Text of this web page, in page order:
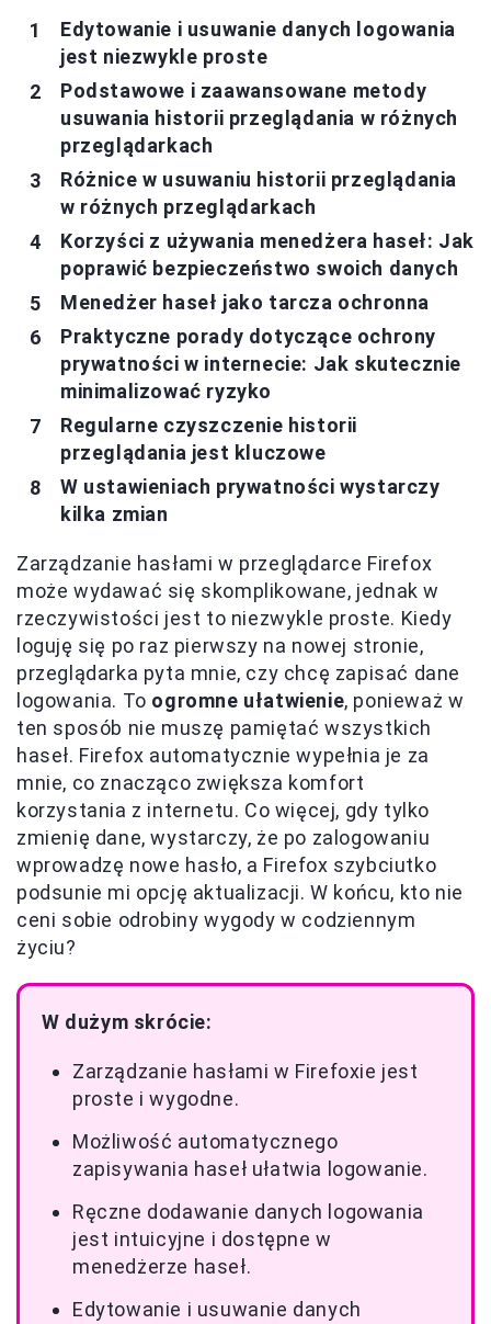
Edytowanie i usuwanie danych logowania
jest niezwykle proste
Podstawowe i zaawansowane metody
usuwania historii przeglądania w różnych
przeglądarkach
Różnice w usuwaniu historii przeglądania
w różnych przeglądarkach
Korzyści z używania menedżera haseł: Jak
poprawić bezpieczeństwo swoich danych
Menedżer haseł jako tarcza ochronna
Praktyczne porady dotyczące ochrony
prywatności w internecie: Jak skutecznie
minimalizować ryzyko
Regularne czyszczenie historii
przeglądania jest kluczowe
W ustawieniach prywatności wystarczy
kilka zmian
Zarządzanie hasłami w przeglądarce Firefox
może wydawać się skomplikowane, jednak w
rzeczywistości jest to niezwykle proste. Kiedy
loguję się po raz pierwszy na nowej stronie,
przeglądarka pyta mnie, czy chcę zapisać dane
logowania. To ogromne ułatwienie, ponieważ w
ten sposób nie muszę pamiętać wszystkich
haseł. Firefox automatycznie wypełnia je za
mnie, co znacząco zwiększa komfort
korzystania z internetu. Co więcej, gdy tylko
zmienię dane, wystarczy, że po zalogowaniu
wprowadzę nowe hasło, a Firefox szybciutko
podsunie mi opcję aktualizacji. W końcu, kto nie
ceni sobie odrobiny wygody w codziennym
życiu?
W dużym skrócie:
Zarządzanie hasłami w Firefoxie jest
proste i wygodne.
Możliwość automatycznego
zapisywania haseł ułatwia logowanie.
Ręczne dodawanie danych logowania
jest intuicyjne i dostępne w
menedżerze haseł.
Edytowanie i usuwanie danych